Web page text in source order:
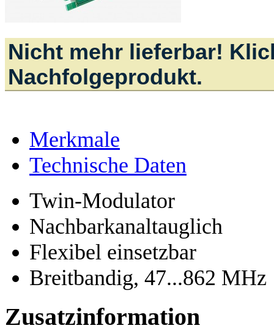
Nicht mehr lieferbar!
Nachfolgeprodukt.
Merkmale
Technische Daten
Twin-Modulator
Nachbarkanaltauglich
Flexibel einsetzbar
Breitbandig, 47...862 MHz
Zusatzinformation